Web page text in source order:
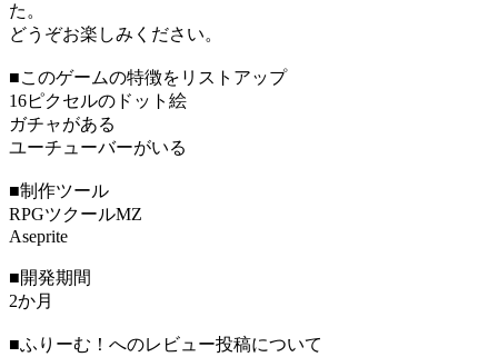
た。
どうぞお楽しみください。
■このゲームの特徴をリストアップ
16ピクセルのドット絵
ガチャがある
ユーチューバーがいる
■制作ツール
RPGツクールMZ
Aseprite
■開発期間
2か月
■ふりーむ！へのレビュー投稿について